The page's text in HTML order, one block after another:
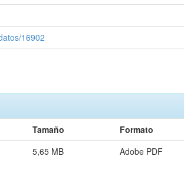
16902
Tamaño
Formato
5,65 MB Adobe PDF